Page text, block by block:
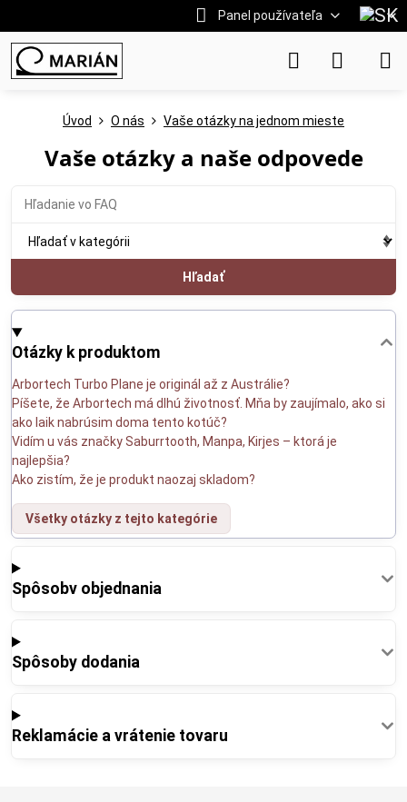
Panel používateľa
Úvod O nás Vaše otázky na jednom mieste
Vaše otázky a naše odpovede
Hľadať
Otázky k produktom
Arbortech Turbo Plane je originál až z Austrálie?
Píšete, že Arbortech má dlhú životnosť. Mňa by zaujímalo, ako si
ako laik nabrúsim doma tento kotúč?
Vidím u vás značky Saburrtooth, Manpa, Kirjes – ktorá je
najlepšia?
Ako zistím, že je produkt naozaj skladom?
Všetky otázky z tejto kategórie
Spôsobv objednania
Spôsoby dodania
Reklamácie a vrátenie tovaru